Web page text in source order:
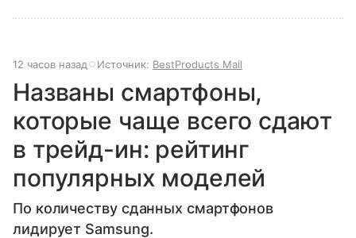
12 часов назад Источник: BestProducts Mail
Названы смартфоны,
которые чаще всего сдают
в трейд-ин: рейтинг
популярных моделей
По количеству сданных смартфонов
лидирует Samsung.